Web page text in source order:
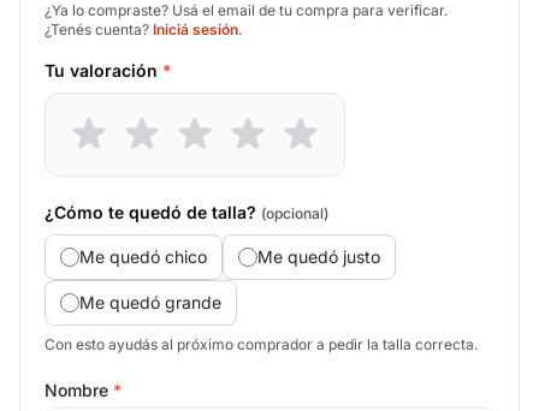
¿Ya lo compraste? Usá el email de tu compra para verificar.
¿Tenés cuenta? Iniciá sesión.
Tu valoración *
¿Cómo te quedó de talla? (opcional)
Me quedó chico Me quedó justo
Me quedó grande
Con esto ayudás al próximo comprador a pedir la talla correcta.
Nombre *